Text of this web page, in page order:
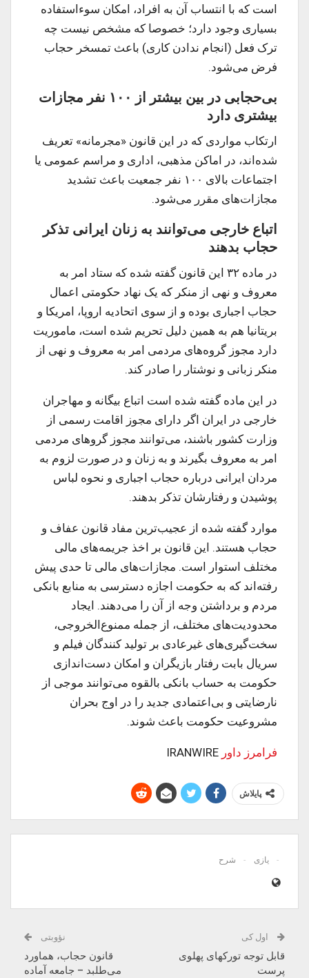
است که با انتساب آن به افراد، امکان سوءاستفاده
بسیاری وجود دارد؛ خصوصا که مشخص نیست چه
ترک فعل (انجام ندادن کاری) باعث تمسخر حجاب
فرض می‌شود.
بی‌حجابی در بین بیشتر از ۱۰۰ نفر مجازات
بیشتری دارد
ارتکاب مواردی که در این قانون «مجرمانه» تعریف
شده‌‌اند، در اماکن مذهبی، اداری و مراسم عمومی یا
اجتماعات بالای ۱۰۰ نفر جمعیت باعث تشدید
مجازات‌های مقرر می‌شود.
اتباع خارجی می‌توانند به زنان ایرانی تذکر
حجاب بدهند
در ماده ۳۲ این قانون گفته شده که ستاد امر به
معروف و نهی از منکر که یک نهاد حکومتی اعمال
حجاب اجباری بوده و از سوی اتحادیه اروپا، امریکا و
بریتانیا هم به همین دلیل تحریم شده است، ماموریت
دارد مجوز گروه‌های مردمی امر به معروف و نهی از
منکر زبانی و نوشتار را صادر کند.
در این ماده گفته شده است اتباع بیگانه و مهاجران
خارجی در ایران اگر دارای مجوز اقامت رسمی از
وزارت کشور باشند، می‌توانند مجوز گروهای مردمی
امر به معروف بگیرند و به زنان و در صورت لزوم به
مردان ایرانی درباره حجاب اجباری و نحوه لباس
پوشیدن و رفتارشان تذکر بدهند.
موارد گفته شده از عجیب‌ترین مفاد قانون عفاف و
حجاب هستند. این قانون بر اخذ جریمه‌های مالی
مختلف استوار است. مجازات‌های مالی تا حدی پیش
رفته‌اند که به حکومت اجازه دسترسی به منابع بانکی
مردم و برداشتن وجه از آن را می‌دهند. ایجاد
محدودیت‌های مختلف، از جمله ممنوع‌الخروجی،
سخت‌گیری‌های غیرعادی بر تولید کنندگان فیلم و
سریال بابت رفتار بازیگران و امکان دست‌اندازی
حکومت به حساب بانکی بالقوه می‌توانند موجی از
نارضایتی و بی‌اعتمادی جدید را در اوج بحران
مشروعیت حکومت باعث شوند.
فرامرز داورIRANWIRE
پایلاش
یازی شرح
اول کی
قابل توجه تورکهای پهلوی
پرست
نؤوبتی
قانون حجاب، هماورد
می‌طلبد – جامعه آماده